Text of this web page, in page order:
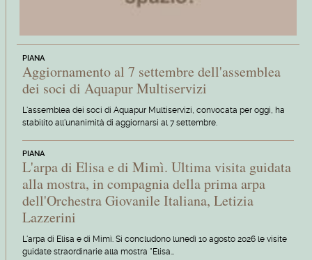
PIANA
Aggiornamento al 7 settembre dell'assemblea
dei soci di Aquapur Multiservizi
L'assemblea dei soci di Aquapur Multiservizi, convocata per oggi, ha
stabilito all'unanimità di aggiornarsi al 7 settembre.
PIANA
L'arpa di Elisa e di Mimì. Ultima visita guidata
alla mostra, in compagnia della prima arpa
dell'Orchestra Giovanile Italiana, Letizia
Lazzerini
L'arpa di Elisa e di Mimì. Si concludono lunedì 10 agosto 2026 le visite
guidate straordinarie alla mostra "Elisa…